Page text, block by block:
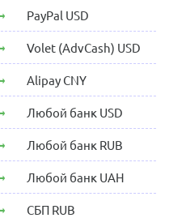
PayPal USD
Volet (AdvCash) USD
Alipay CNY
Любой банк USD
Любой банк RUB
Любой банк UAH
СБП RUB